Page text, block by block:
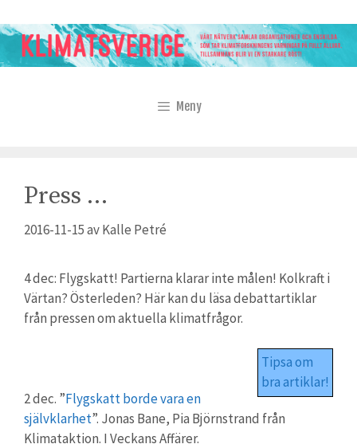
till
innehåll
Meny
Press …
2016-11-15avKalle Petré
4 dec: Flygskatt! Partierna klarar inte målen! Kolkraft i
Värtan? Österleden? Här kan du läsa debattartiklar
från pressen om aktuella klimatfrågor.
Tipsa om
bra artiklar!
2 dec. ”Flygskatt borde vara en
självklarhet”. Jonas Bane, Pia Björnstrand från
Klimataktion. I Veckans Affärer.